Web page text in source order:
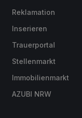
Reklamation
Inserieren
Trauerportal
Stellenmarkt
Immobilienmarkt
AZUBI NRW